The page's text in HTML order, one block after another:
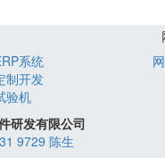
系统
制开发
验机
研发有限公司
9729 陈生